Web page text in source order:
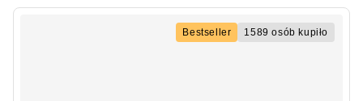
Bestseller 1589 osób kupiło